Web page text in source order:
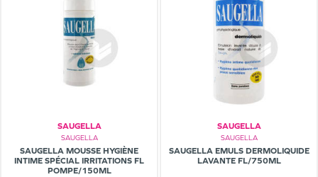
SAUGELLA
SAUGELLA
SAUGELLA MOUSSE HYGIÈNE
INTIME SPÉCIAL IRRITATIONS FL
POMPE/150ML
SAUGELLA
SAUGELLA
SAUGELLA EMULS DERMOLIQUIDE
LAVANTE FL/750ML